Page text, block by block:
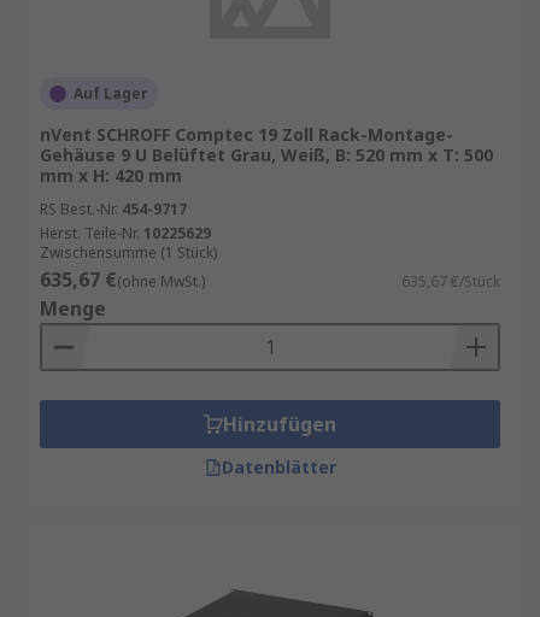
Auf Lager
nVent SCHROFF Comptec 19 Zoll Rack-Montage-
Gehäuse 9 U Belüftet Grau, Weiß, B: 520 mm x T: 500
mm x H: 420 mm
RS Best.-Nr. 454-9717
Herst. Teile-Nr. 10225629
Zwischensumme (1 Stück)
635,67 €(ohne MwSt.) 635,67 €/Stück
Menge
Hinzufügen
Datenblätter